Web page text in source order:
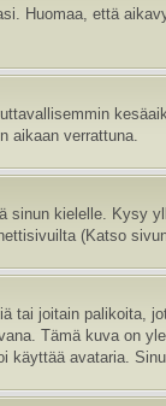
Huomaa, että
aikaan verrattuna.
kielelle. Kysy
(Katso
tai joitain palikoita,
Tämä kuva on
käyttää avataria.